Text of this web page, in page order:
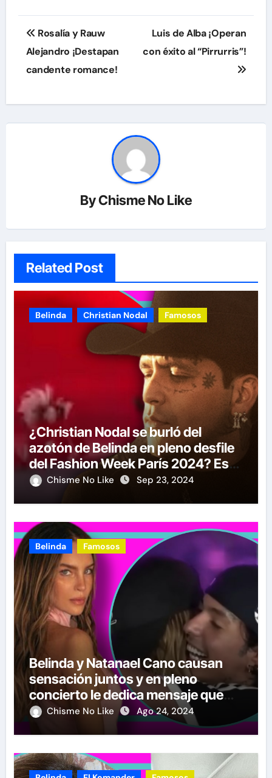
Navegación
de
entradas
Rosalía y Rauw
Alejandro ¡Destapan
candente romance!
Luis de Alba ¡Operan
con éxito al “Pirrurris”!
ByChisme No Like
Related Post
Belinda Christian Nodal Famosos
¿Christian Nodal se burló del
azotón de Belinda en pleno desfile
del Fashion Week París 2024? Este
video dice más que mil palabras
Chisme No Like Sep 23, 2024
Belinda Famosos
Belinda y Natanael Cano causan
sensación juntos y en pleno
concierto le dedica mensaje que
desató sospechas
Chisme No Like Ago 24, 2024